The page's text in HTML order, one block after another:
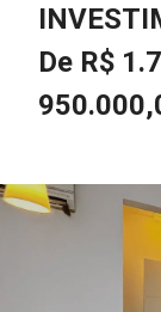
De R$